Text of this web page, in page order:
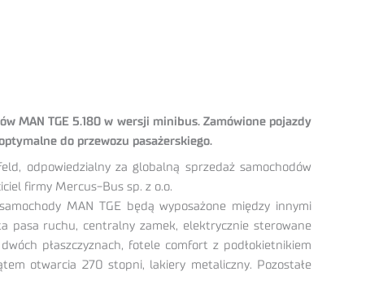
MAN TGE 5.180 w wersji minibus. Zamówione pojazdy
do przewozu pasażerskiego.
odpowiedzialny za globalną sprzedaż samochodów
firmy Mercus-Bus sp. z o.o.
MAN TGE będą wyposażone między innymi
pasa ruchu, centralny zamek, elektrycznie sterowane
płaszczyznach, fotele comfort z podłokietnikiem
otwarcia 270 stopni, lakiery metaliczny. Pozostałe